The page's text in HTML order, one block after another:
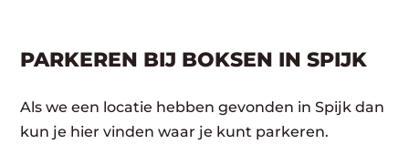
PARKEREN BIJ BOKSEN IN SPIJK
Als we een locatie hebben gevonden in Spijk dan
kun je hier vinden waar je kunt parkeren.